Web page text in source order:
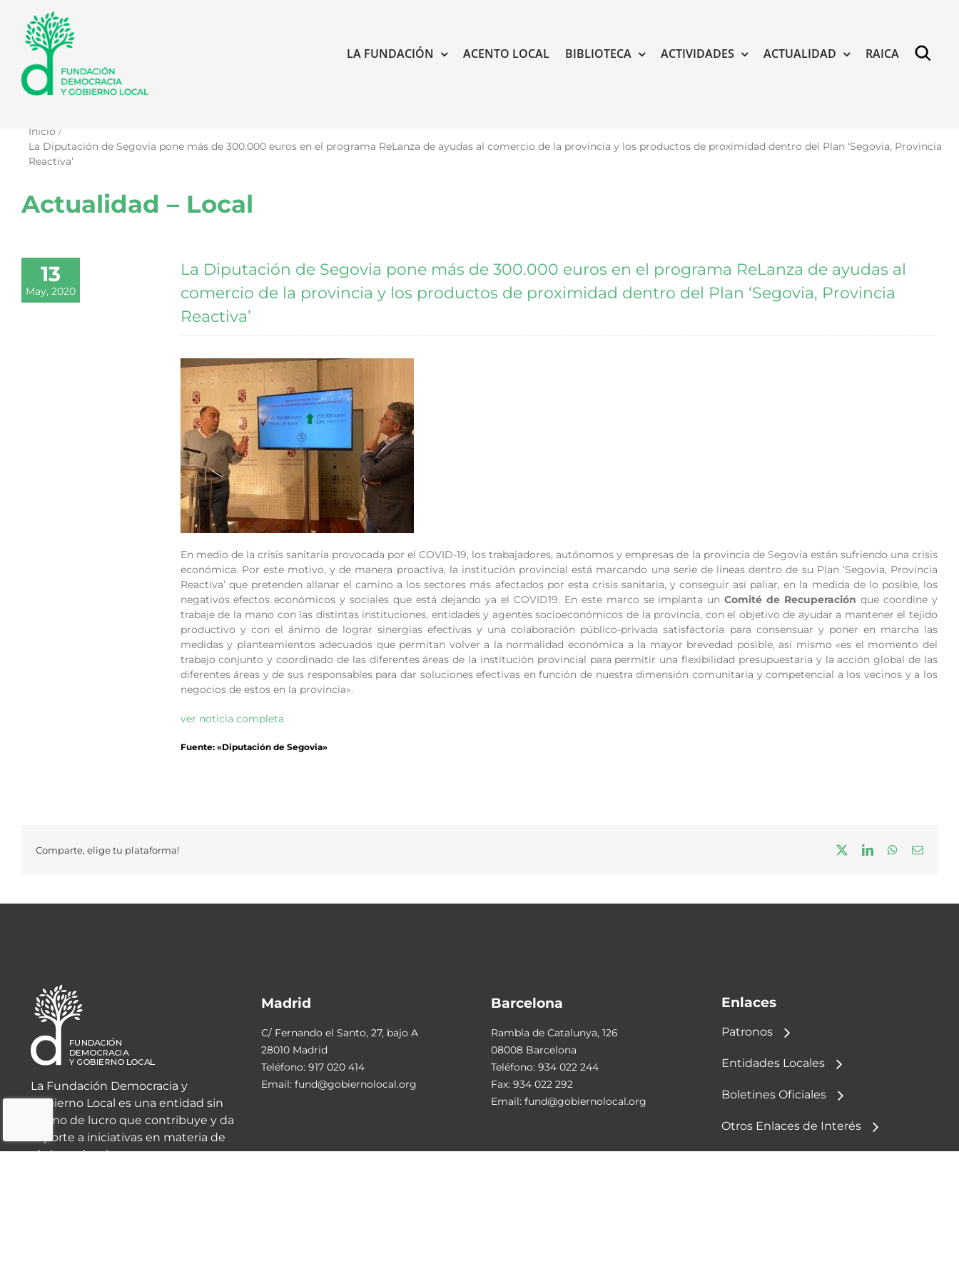
contenido
LA FUNDACIÓN ACENTO LOCAL BIBLIOTECA ACTIVIDADES ACTUALIDAD RAICA
Inicio
La Diputación de Segovia pone más de 300.000 euros en el programa ReLanza de ayudas al comercio de la provincia y los productos de proximidad dentro del Plan ‘Segovia, Provincia
Reactiva’
Actualidad – Local
13
May, 2020
La Diputación de Segovia pone más de 300.000 euros en el programa ReLanza de ayudas al
comercio de la provincia y los productos de proximidad dentro del Plan ‘Segovia, Provincia
Reactiva’
En medio de la crisis sanitaria provocada por el COVID-19, los trabajadores, autónomos y empresas de la provincia de Segovia están sufriendo una crisis
económica. Por este motivo, y de manera proactiva, la institución provincial está marcando una serie de líneas dentro de su Plan ‘Segovia, Provincia
Reactiva’ que pretenden allanar el camino a los sectores más afectados por esta crisis sanitaria, y conseguir así paliar, en la medida de lo posible, los
negativos efectos económicos y sociales que está dejando ya el COVID19. En este marco se implanta unComité de Recuperación que coordine y
trabaje de la mano con las distintas instituciones, entidades y agentes socioeconómicos de la provincia, con el objetivo de ayudar a mantener el tejido
productivo y con el ánimo de lograr sinergias efectivas y una colaboración público-privada satisfactoria para consensuar y poner en marcha las
medidas y planteamientos adecuados que permitan volver a la normalidad económica a la mayor brevedad posible, así mismo «es el momento del
trabajo conjunto y coordinado de las diferentes áreas de la institución provincial para permitir una flexibilidad presupuestaria y la acción global de las
diferentes áreas y de sus responsables para dar soluciones efectivas en función de nuestra dimensión comunitaria y competencial a los vecinos y a los
negocios de estos en la provincia».
ver noticia completa
Fuente: «Diputación de Segovia»
Comparte, elige tu plataforma! LinkedInWhatsApp
Correo
La Fundación Democracia y
Gobierno Local es una entidad sin
ánimo de lucro que contribuye y da
soporte a iniciativas en materia de
régimen local.
Madrid
C/ Fernando el Santo, 27, bajo A
28010 Madrid
Teléfono: 917 020 414
Email: fund@gobiernolocal.org
Barcelona
Rambla de Catalunya, 126
08008 Barcelona
Teléfono: 934 022 244
Fax: 934 022 292
Email: fund@gobiernolocal.org
Enlaces
Patronos
Entidades Locales
Boletines Oficiales
Otros Enlaces de Interés